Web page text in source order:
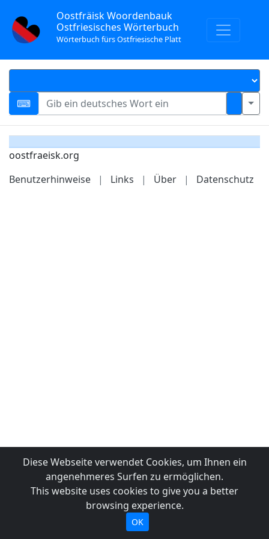
Oostfräisk Woordenbauk
Ostfriesisches Wörterbuch
Wörterbuch fürs Ostfriesische Platt
oostfraeisk.org
Benutzerhinweise
| Links | Über | Datenschutz
Diese Webseite verwendet Cookies, um Ihnen ein
angenehmeres Surfen zu ermöglichen.
This website uses cookies to give you a better
browsing experience.
OK